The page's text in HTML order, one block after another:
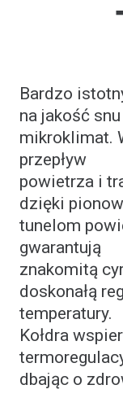
Bardzo
na jakość
mikroklimat.
przepływ
powietrza i
dzięki
tunelom
gwarantują
znakomitą
doskonałą
temperatury.
Kołdra
dbając o